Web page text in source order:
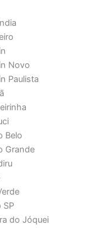
Novo
Paulista
Belo
Grande
SP
do Jóquei